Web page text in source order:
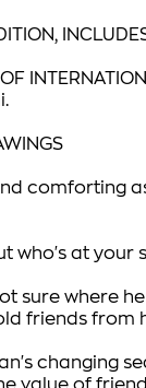
OF
comforting
who's at your
sure where
friends from
changing